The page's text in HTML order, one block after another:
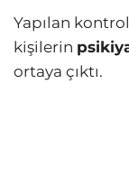
Yapılan
kişilerin
ortaya çıktı.